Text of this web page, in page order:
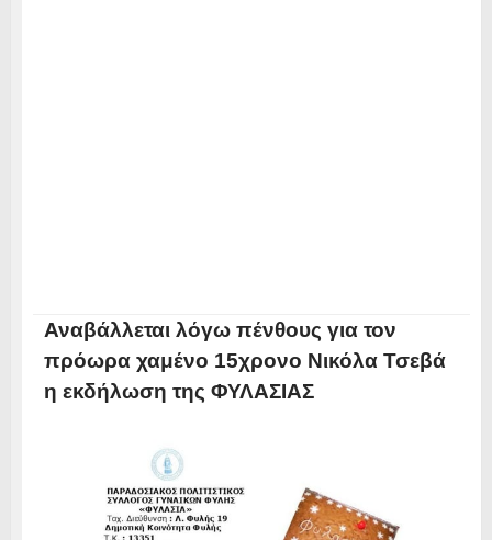
Αναβάλλεται λόγω πένθους για τον
πρόωρα χαμένο 15χρονο Νικόλα Τσεβά
η εκδήλωση της ΦΥΛΑΣΙΑΣ